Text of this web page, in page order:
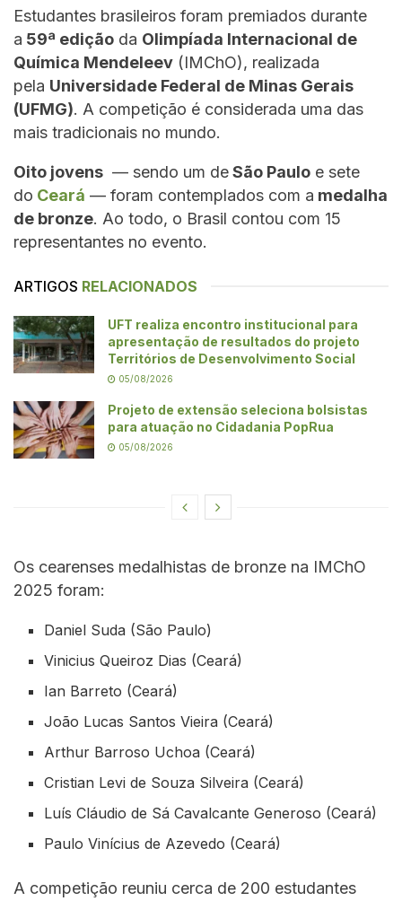
Estudantes brasileiros foram premiados durante
a 59ª edição da Olimpíada Internacional de
Química Mendeleev (IMChO), realizada
pela Universidade Federal de Minas Gerais
(UFMG). A competição é considerada uma das
mais tradicionais no mundo.
Oito jovens — sendo um deSão Paulo e sete
do Ceará — foram contemplados com a medalha
de bronze. Ao todo, o Brasil contou com 15
representantes no evento.
ARTIGOS RELACIONADOS
UFT realiza encontro institucional para
apresentação de resultados do projeto
Territórios de Desenvolvimento Social
05/08/2026
Projeto de extensão seleciona bolsistas
para atuação no Cidadania PopRua
05/08/2026
Os cearenses medalhistas de bronze na IMChO
2025 foram:
Daniel Suda (São Paulo)
Vinicius Queiroz Dias (Ceará)
Ian Barreto (Ceará)
João Lucas Santos Vieira (Ceará)
Arthur Barroso Uchoa (Ceará)
Cristian Levi de Souza Silveira (Ceará)
Luís Cláudio de Sá Cavalcante Generoso (Ceará)
Paulo Vinícius de Azevedo (Ceará)
A competição reuniu cerca de 200 estudantes